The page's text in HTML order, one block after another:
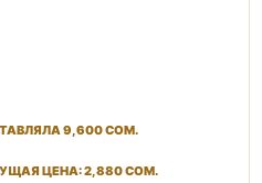
9,600 СОМ.
ЦЕНА: 2,880 СОМ.